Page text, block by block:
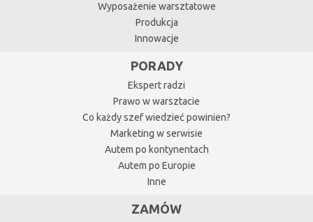
Wyposażenie warsztatowe
Produkcja
Innowacje
PORADY
Ekspert radzi
Prawo w warsztacie
Co każdy szef wiedzieć powinien?
Marketing w serwisie
Autem po kontynentach
Autem po Europie
Inne
ZAMÓW